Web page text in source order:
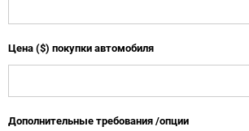
Цена ($) покупки автомобиля
Дополнительные требования /опции